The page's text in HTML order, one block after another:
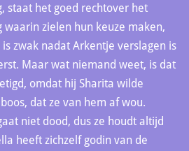
staat het goed rechtover het
waarin zielen hun keuze maken,
zwak nadat Arkentje verslagen is
Maar wat niemand weet, is dat
omdat hij Sharita wilde
dat ze van hem af wou.
niet dood, dus ze houdt altijd
heeft zichzelf godin van de